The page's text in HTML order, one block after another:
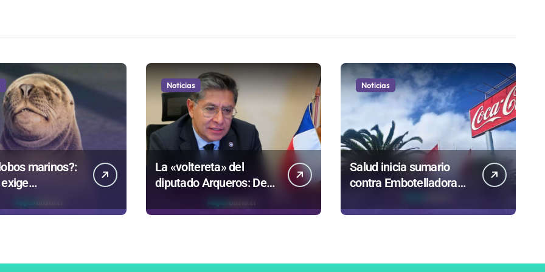
marinos?:
Noticias
La «voltereta» del
diputado Arqueros: De
estar de acuerdo con
privatizar Codelco a
Noticias
Salud inicia sumario
contra Embotelladora
caldera por graves